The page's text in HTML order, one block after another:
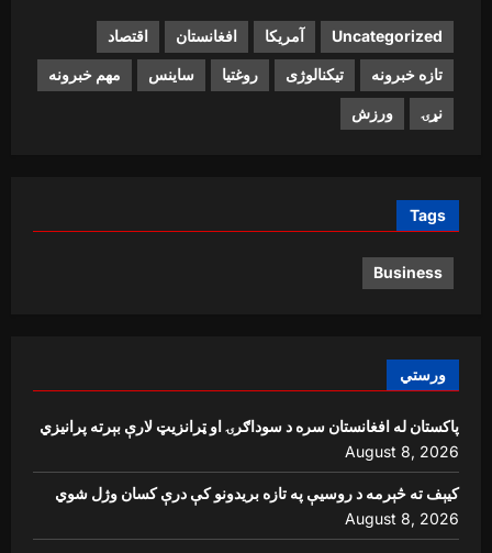
Uncategorized آمریکا افغانستان اقتصاد
تازه خبرونه تیکنالوژی روغتیا ساینس مهم خبرونه
نړۍ ورزش
Tags
Business
ورستي
پاکستان له افغانستان سره د سوداګرۍ او ټرانزیټ لارې بېرته پرانیزي
August 8, 2026
کیېف ته څېرمه د روسیې په تازه بریدونو کې درې کسان وژل شوي
August 8, 2026